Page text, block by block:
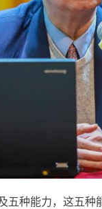
种能力，这五